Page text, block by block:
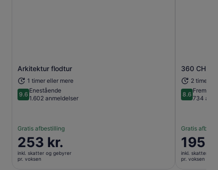
Arkitektur flodtur
1 timer eller mere
9.69.6 ud af 10
Enestående
1.602 anmeldelser
Gratis afbestilling
Prisen
er
253 kr.
253 kr.
inkl. skatter og gebyrer
pr. voksen
360
2 timer
8.68.6 ud af
734
Gratis
Prisen
er
195 kr.
195
inkl. skatter og
pr. voksen